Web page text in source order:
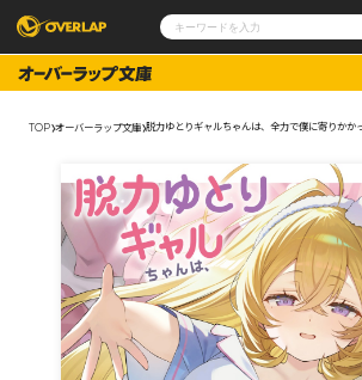
コミックガルド
コミッククリエ
文庫
ノベルス
コミックエッセイ
ポケットモンスター
アニメ
ゲーム
通販・
OVERLAP
オーバーラ
企業
会社概要
採用情報
アクセス
オーバーラップホールディングス
お問い合
オーバーラップ文庫
オーバーラップノベルス
TOP オーバーラップ文庫 脱力ゆとりギャルちゃんは、全力で僕に寄りかか